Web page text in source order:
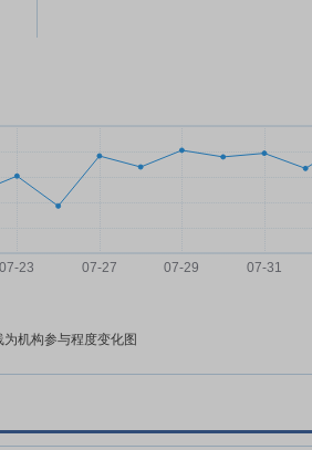
为机构参与程度变化图